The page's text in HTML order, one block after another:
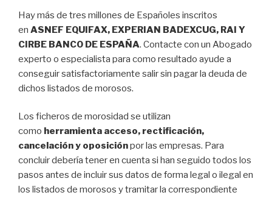
Hay más de tres millones de Españoles inscritos
en ASNEF EQUIFAX, EXPERIAN BADEXCUG, RAI Y
CIRBE BANCO DE ESPAÑA. Contacte con un Abogado
experto o especialista para como resultado ayude a
conseguir satisfactoriamente salir sin pagar la deuda de
dichos listados de morosos.
Los ficheros de morosidad se utilizan
como herramienta acceso, rectificación,
cancelación y oposiciónpor las empresas. Para
concluir debería tener en cuenta si han seguido todos los
pasos antes de incluir sus datos de forma legal o ilegal en
los listados de morosos y tramitar la correspondiente